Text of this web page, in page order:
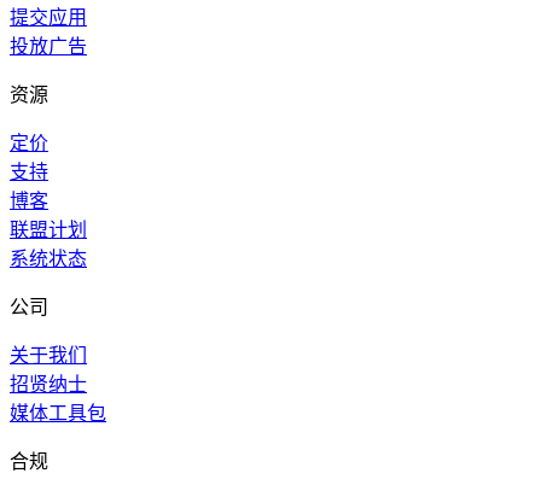
提交应用
投放广告
资源
定价
支持
博客
联盟计划
系统状态
公司
关于我们
招贤纳士
媒体工具包
合规